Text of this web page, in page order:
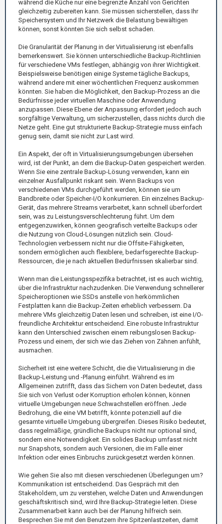
während die Küche nur eine begrenzte Anzahl von Gerichten
gleichzeitig zubereiten kann. Sie müssen sicherstellen, dass Ihr
Speichersystem und Ihr Netzwerk die Belastung bewältigen
können, sonst könnten Sie sich selbst schaden.
Die Granularität der Planung in der Virtualisierung ist ebenfalls
bemerkenswert. Sie können unterschiedliche Backup-Richtlinien
für verschiedene VMs festlegen, abhängig von ihrer Wichtigkeit.
Beispielsweise benötigen einige Systeme tägliche Backups,
während andere mit einer wöchentlichen Frequenz auskommen
könnten. Sie haben die Möglichkeit, den Backup-Prozess an die
Bedürfnisse jeder virtuellen Maschine oder Anwendung
anzupassen. Diese Ebene der Anpassung erfordert jedoch auch
sorgfältige Verwaltung, um sicherzustellen, dass nichts durch die
Netze geht. Eine gut strukturierte Backup-Strategie muss einfach
genug sein, damit sie nicht zur Last wird.
Ein Aspekt, der oft in Virtualisierungsumgebungen übersehen
wird, ist der Punkt, an dem die Backup-Daten gespeichert werden.
Wenn Sie eine zentrale Backup-Lösung verwenden, kann ein
einzelner Ausfallpunkt riskant sein. Wenn Backups von
verschiedenen VMs durchgeführt werden, können sie um
Bandbreite oder Speicher-I/O konkurrieren. Ein einzelnes Backup-
Gerät, das mehrere Streams verarbeitet, kann schnell überfordert
sein, was zu Leistungsverschlechterung führt. Um dem
entgegenzuwirken, können geografisch verteilte Backups oder
die Nutzung von Cloud-Lösungen nützlich sein. Cloud-
Technologien verbessern nicht nur die Offsite-Fähigkeiten,
sondern ermöglichen auch flexiblere, bedarfsgerechte Backup-
Ressourcen, die je nach aktuellen Bedürfnissen skalierbar sind.
Wenn man die Leistungsspezifika betrachtet, ist es auch wichtig,
über die Infrastruktur nachzudenken. Die Verwendung schnellerer
Speicheroptionen wie SSDs anstelle von herkömmlichen
Festplatten kann die Backup-Zeiten erheblich verbessern. Da
mehrere VMs gleichzeitig Daten lesen und schreiben, ist eine I/O-
freundliche Architektur entscheidend. Eine robuste Infrastruktur
kann den Unterschied zwischen einem reibungslosen Backup-
Prozess und einem, der sich wie das Ziehen von Zähnen anfühlt,
ausmachen.
Sicherheit ist eine weitere Schicht, die die Virtualisierung in die
Backup-Leistung und -Planung einführt. Während es im
Allgemeinen zutrifft, dass das Sichern von Daten bedeutet, dass
Sie sich von Verlust oder Korruption erholen können, können
virtuelle Umgebungen neue Schwachstellen eröffnen. Jede
Bedrohung, die eine VM betrifft, könnte potenziell auf die
gesamte virtuelle Umgebung übergreifen. Dieses Risiko bedeutet,
dass regelmäßige, gründliche Backups nicht nur optional sind,
sondern eine Notwendigkeit. Ein solides Backup umfasst nicht
nur Snapshots, sondern auch Versionen, die im Falle einer
Infektion oder eines Einbruchs zurückgesetzt werden können.
Wie gehen Sie also mit diesen verschiedenen Überlegungen um?
Kommunikation ist entscheidend. Das Gespräch mit den
Stakeholdern, um zu verstehen, welche Daten und Anwendungen
geschäftskritisch sind, wird Ihre Backup-Strategie leiten. Diese
Zusammenarbeit kann auch bei der Planung hilfreich sein.
Besprechen Sie mit den Benutzern ihre Spitzenlastzeiten, damit